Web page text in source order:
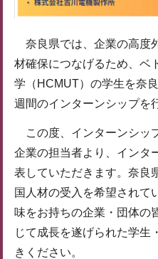
奈良県では、企業の高度
材確保につなげるため、ベ
学（HCMUT）の学生を奈
週間のインターンシップを
この度、インターンシッ
企業の担当者より、インタ
表していただきます。奈良
国人材の受入を希望されて
味をお持ちの企業・団体の
じて成長を遂げられた学生
きください。